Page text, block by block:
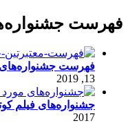
فهرست
فهرست جشنواره‌های
13, 2019
جشنواره‌های فیلم
2017